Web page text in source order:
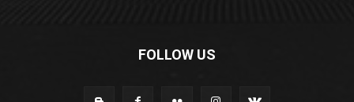
FOLLOW US